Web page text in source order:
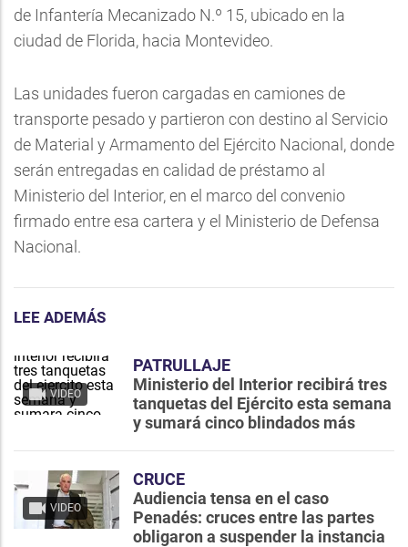
de Infantería Mecanizado N.º 15, ubicado en la
ciudad de Florida, hacia Montevideo.
Las unidades fueron cargadas en camiones de
transporte pesado y partieron con destino al Servicio
de Material y Armamento del Ejército Nacional, donde
serán entregadas en calidad de préstamo al
Ministerio del Interior, en el marco del convenio
firmado entre esa cartera y el Ministerio de Defensa
Nacional.
LEE ADEMÁS
VIDEO
PATRULLAJE
Ministerio del Interior recibirá tres
tanquetas del Ejército esta semana
y sumará cinco blindados más
VIDEO
CRUCE
Audiencia tensa en el caso
Penadés: cruces entre las partes
obligaron a suspender la instancia